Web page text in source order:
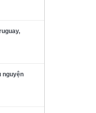
nguyện